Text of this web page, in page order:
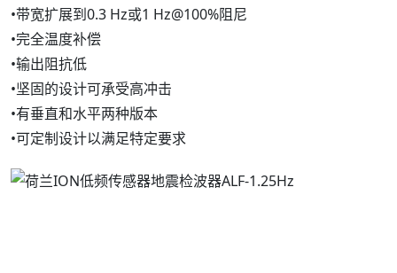
•带宽扩展到0.3 Hz或1 Hz@100%阻尼
•完全温度补偿
•输出阻抗低
•坚固的设计可承受高冲击
•有垂直和水平两种版本
•可定制设计以满足特定要求